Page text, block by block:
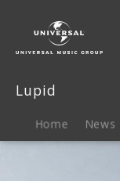
allenLupid
Home News